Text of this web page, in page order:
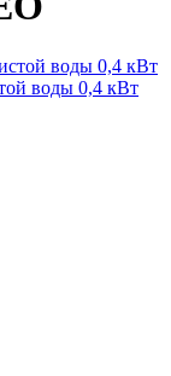
воды 0,4 кВт